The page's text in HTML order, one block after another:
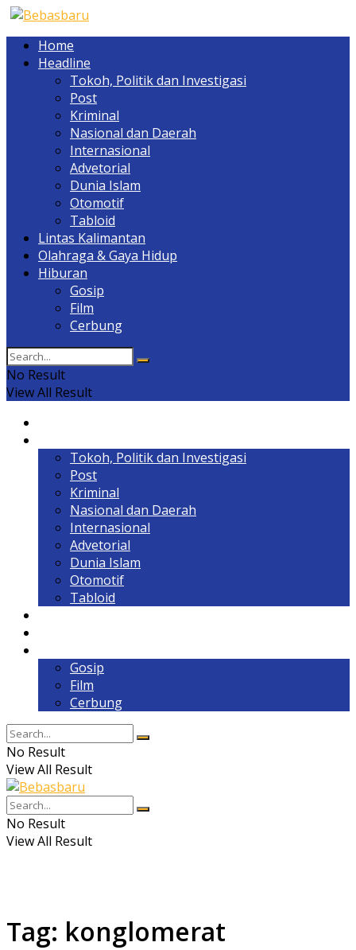
Home
Headline
Tokoh, Politik dan Investigasi
Post
Kriminal
Nasional dan Daerah
Internasional
Advetorial
Dunia Islam
Otomotif
Tabloid
Lintas Kalimantan
Olahraga & Gaya Hidup
Hiburan
Gosip
Film
Cerbung
No Result
View All Result
Tokoh, Politik dan Investigasi
Post
Kriminal
Nasional dan Daerah
Internasional
Advetorial
Dunia Islam
Otomotif
Tabloid
Gosip
Film
Cerbung
No Result
View All Result
No Result
View All Result
Tag: konglomerat